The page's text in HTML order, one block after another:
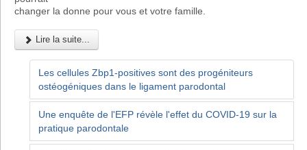
changer la donne pour vous et votre famille.
Lire la suite...
Les cellules Zbp1-positives sont des progéniteurs
ostéogéniques dans le ligament parodontal
Une enquête de l'EFP révèle l'effet du COVID-19 sur la
pratique parodontale